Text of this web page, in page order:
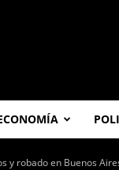
y robado en Buenos